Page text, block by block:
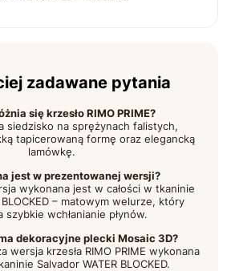
zadawane pytania
się krzesło RIMO PRIME?
siedzisko na sprężynach falistych,
tapicerowaną formę oraz elegancką
lamówkę.
jest w prezentowanej wersji?
wykonana jest w całości w tkaninie
BLOCKED – matowym welurze, który
szybkie wchłanianie płynów.
dekoracyjne plecki Mosaic 3D?
wersja krzesła RIMO PRIME wykonana
Salvador WATER BLOCKED.